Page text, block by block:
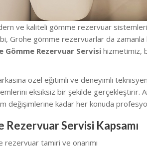
ve kaliteli gömme rezervuar
Grohe gömme rezervuarlar da zamanla
Gömme Rezervuar Servisi hizmetimiz,
özel eğitimli ve deneyimli
eksiksiz bir şekilde gerçekleştirir.
değişimlerine kadar her konuda
Rezervuar Servisi Kapsamı
rezervuar tamiri ve onarımı